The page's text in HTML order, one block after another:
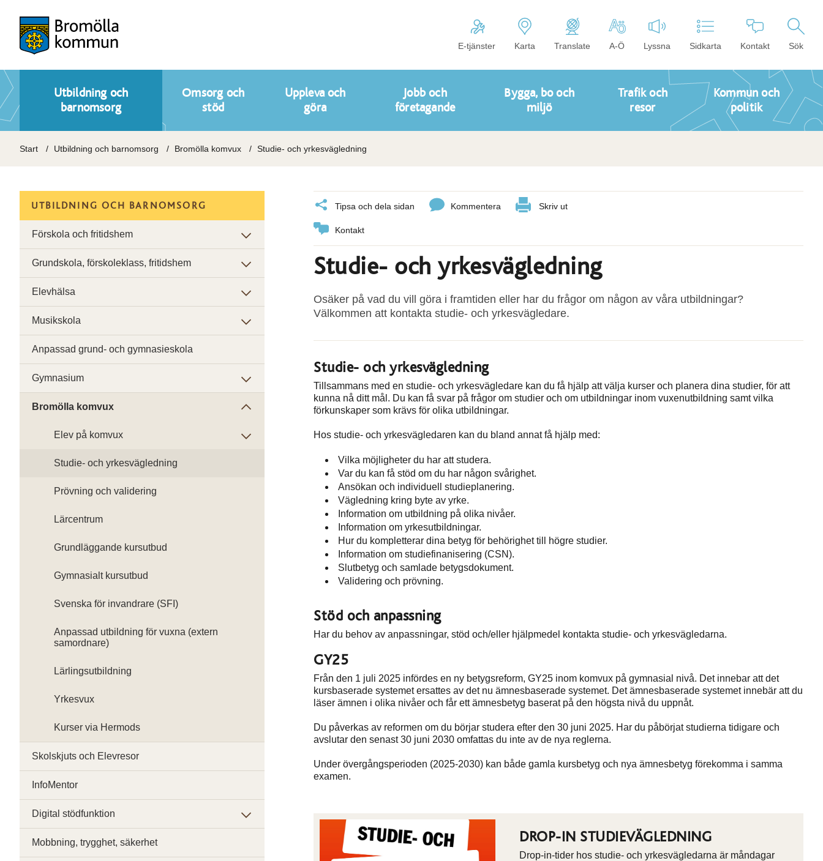
E-tjänster Karta Translate A-Ö Lyssna Sidkarta Kontakt Sök
Utbildning och
barnomsorg
Omsorg och
stöd
Uppleva och
göra
Jobb och
företagande
Bygga, bo och
miljö
Trafik och
resor
Kommun och
politik
Start Utbildning och barnomsorg Bromölla komvux Studie- och yrkesvägledning
Tipsa och dela sidan Kommentera Skriv ut
Kontakt
Studie- och yrkesvägledning
Osäker på vad du vill göra i framtiden eller har du frågor om någon av våra utbildningar?
Välkommen att kontakta studie- och yrkesvägledare.
Studie- och yrkesvägledning
Tillsammans med en studie- och yrkesvägledare kan du få hjälp att välja kurser och planera dina studier, för att
kunna nå ditt mål. Du kan få svar på frågor om studier och om utbildningar inom vuxenutbildning samt vilka
förkunskaper som krävs för olika utbildningar.
Hos studie- och yrkesvägledaren kan du bland annat få hjälp med:
Vilka möjligheter du har att studera.
Var du kan få stöd om du har någon svårighet.
Ansökan och individuell studieplanering.
Vägledning kring byte av yrke.
Information om utbildning på olika nivåer.
Information om yrkesutbildningar.
Hur du kompletterar dina betyg för behörighet till högre studier.
Information om studiefinanisering (CSN).
Slutbetyg och samlade betygsdokument.
Validering och prövning.
Stöd och anpassning
Har du behov av anpassningar, stöd och/eller hjälpmedel kontakta studie- och yrkesvägledarna.
GY25
Från den 1 juli 2025 infördes en ny betygsreform, GY25 inom komvux på gymnasial nivå. Det innebar att det
kursbaserade systemet ersattes av det nu ämnesbaserade systemet. Det ämnesbaserade systemet innebär att du
läser ämnen i olika nivåer och får ett ämnesbetyg baserat på den högsta nivå du uppnåt.
Du påverkas av reformen om du börjar studera efter den 30 juni 2025. Har du påbörjat studierna tidigare och
avslutar den senast 30 juni 2030 omfattas du inte av de nya reglerna.
Under övergångsperioden (2025-2030) kan både gamla kursbetyg och nya ämnesbetyg förekomma i samma
examen.
DROP-IN STUDIEVÄGLEDNING
Drop-in-tider hos studie- och yrkesvägledarna är måndagar
UTBILDNING OCH BARNOMSORG
Förskola och fritidshem
Grundskola, förskoleklass, fritidshem
Elevhälsa
Musikskola
Anpassad grund- och gymnasieskola
Gymnasium
Bromölla komvux
Elev på komvux
Studie- och yrkesvägledning
Prövning och validering
Lärcentrum
Grundläggande kursutbud
Gymnasialt kursutbud
Svenska för invandrare (SFI)
Anpassad utbildning för vuxna (extern
samordnare)
Lärlingsutbildning
Yrkesvux
Kurser via Hermods
Skolskjuts och Elevresor
InfoMentor
Digital stödfunktion
Mobbning, trygghet, säkerhet